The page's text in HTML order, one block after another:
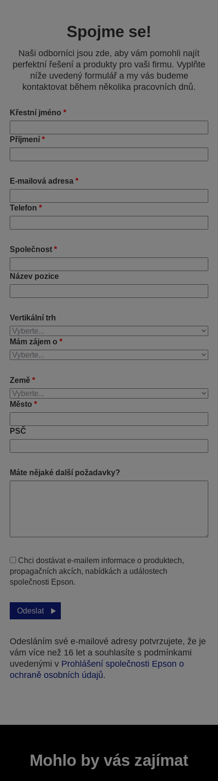
Spojme se!
Naši odborníci jsou zde, aby vám pomohli najít
perfektní řešení a produkty pro vaši firmu. Vyplňte
níže uvedený formulář a my vás budeme
kontaktovat během několika pracovních dnů.
Křestní jméno *
Příjmení *
E-mailová adresa *
Telefon *
Společnost *
Název pozice
Vertikální trh
Mám zájem o *
Země *
Město *
PSČ
Máte nějaké další požadavky?
Chci dostávat e-mailem informace o produktech,
propagačních akcích, nabídkách a událostech
společnosti Epson.
Odeslat
Odesláním své e-mailové adresy potvrzujete, že je
vám více než 16 let a souhlasíte s podmínkami
uvedenými v Prohlášení společnosti Epson o
ochraně osobních údajů.
Děkujeme za odeslání příspěvku.
pracovních dnů.
Mohlo by vás zajímat